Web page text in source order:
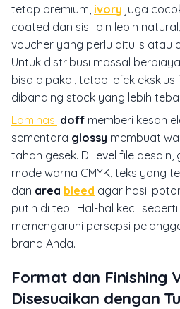
tetap premium, ivory juga
coated dan sisi lain lebih
voucher yang perlu ditulis atau
Untuk distribusi massal
bisa dipakai, tetapi efek
dibanding stock yang lebih
Laminasi doff memberi kesan
sementara glossy membuat
tahan gesek. Di level file desain,
mode warna CMYK, teks yang
dan area bleed agar hasil
putih di tepi. Hal-hal kecil
memengaruhi persepsi
brand Anda.
Format dan Finishing
Disesuaikan dengan